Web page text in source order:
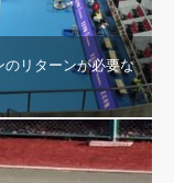
のリターンが必要な